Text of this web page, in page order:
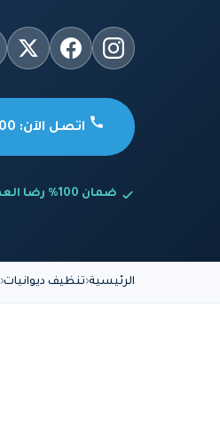
اتصل الآن: 90941100
ضمان 100% رضا العميل
الرئيسية تنظيف ديوانيات